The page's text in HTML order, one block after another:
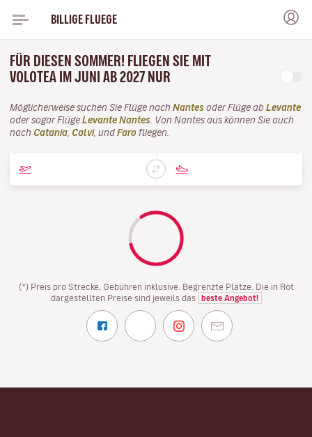
BILLIGE FLUEGE
FÜR DIESEN SOMMER! FLIEGEN SIE MIT
VOLOTEA IM JUNI AB 2027 NUR
Möglicherweise suchen Sie Flüge nach Nantes oder Flüge ab Levante
oder sogar Flüge Levante Nantes . Von Nantes aus können Sie auch
nach Catania Calvi, und Faro fliegen.
(*) Preis pro Strecke, Gebühren inklusive. Begrenzte Plätze. Die in Rot
dargestellten Preise sind jeweils das
beste Angebot!